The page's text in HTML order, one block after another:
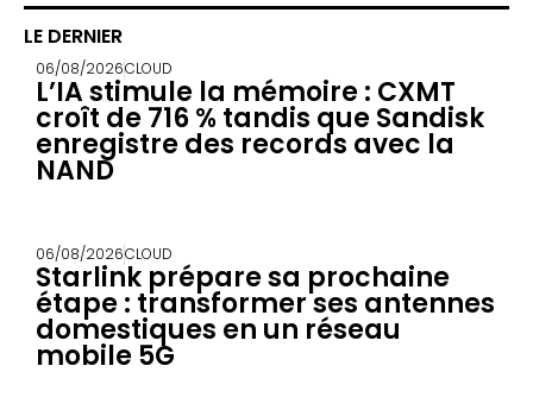
LE DERNIER
06/08/2026CLOUD
L’IA stimule la mémoire : CXMT
croît de 716 % tandis que Sandisk
enregistre des records avec la
NAND
06/08/2026CLOUD
Starlink prépare sa prochaine
étape : transformer ses antennes
domestiques en un réseau
mobile 5G